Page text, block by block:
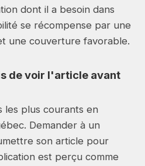
dont il a besoin dans
se récompense par une
une couverture favorable.
de voir l'article avant
les plus courants en
Demander à un
son article pour
est perçu comme